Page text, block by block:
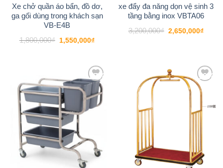
Xe chở quần áo bẩn, đồ dơ,
ga gối dùng trong khách sạn
VB-E4B
1,800,000₫
Giá
gốc
1,550,000₫Giá
1,550,000₫.
xe đẩy đa năng dọn vệ sinh 3
tầng bằng inox VBTA06
3,200,000₫ Giá
gốc
2,650,000₫Giá
-27%
Add to
wishlist
-16%
Add to
wishlist